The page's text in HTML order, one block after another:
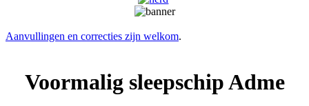
Aanvullingen en correcties zijn welkom.
Voormalig sleepschip Adme